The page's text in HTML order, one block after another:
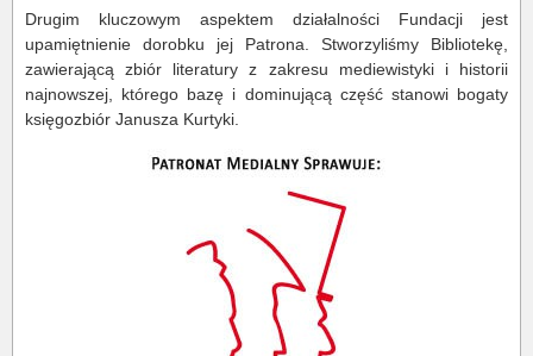
Drugim kluczowym aspektem działalności Fundacji jest
upamiętnienie dorobku jej Patrona. Stworzyliśmy Bibliotekę,
zawierającą zbiór literatury z zakresu mediewistyki i historii
najnowszej, którego bazę i dominującą część stanowi bogaty
księgozbiór Janusza Kurtyki.